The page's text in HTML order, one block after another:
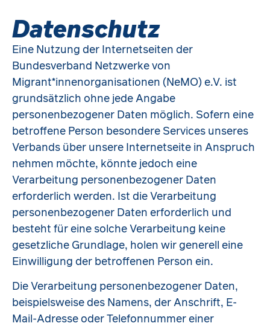
Datenschutz
Eine Nutzung der Internetseiten der
Bundesverband Netzwerke von
Migrant*innenorganisationen (NeMO) e.V. ist
grundsätzlich ohne jede Angabe
personenbezogener Daten möglich. Sofern eine
betroffene Person besondere Services unseres
Verbands über unsere Internetseite in Anspruch
nehmen möchte, könnte jedoch eine
Verarbeitung personenbezogener Daten
erforderlich werden. Ist die Verarbeitung
personenbezogener Daten erforderlich und
besteht für eine solche Verarbeitung keine
gesetzliche Grundlage, holen wir generell eine
Einwilligung der betroffenen Person ein.
Die Verarbeitung personenbezogener Daten,
beispielsweise des Namens, der Anschrift, E-
Mail-Adresse oder Telefonnummer einer